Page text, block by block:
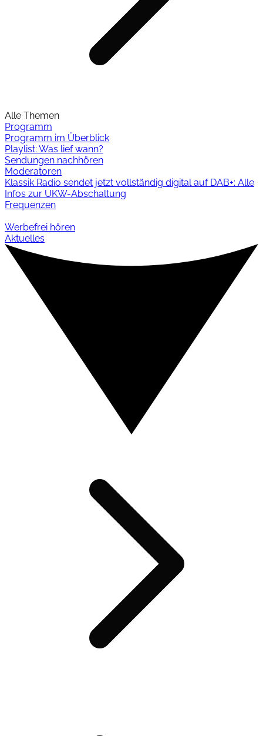
Alle Themen
Programm
Programm im Überblick
Playlist: Was lief wann?
Sendungen nachhören
Moderatoren
Klassik Radio sendet jetzt vollständig digital auf DAB+: Alle
Infos zur UKW-Abschaltung
Frequenzen
Werbefrei hören
Aktuelles